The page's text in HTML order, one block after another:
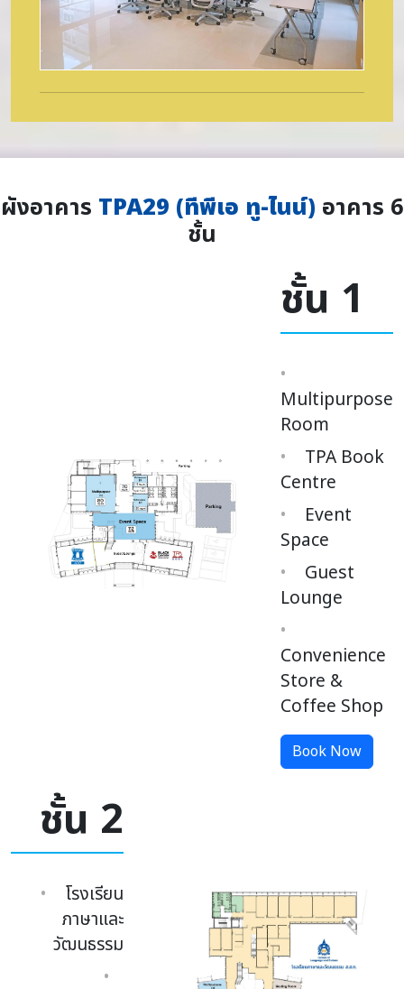
ผังอาคาร TPA29 (ทีพีเอ ทู-ไนน์) อาคาร 6
ชั้น
ชั้น 1
Multipurpose
Room
TPA Book
Centre
Event
Space
Guest
Lounge
Convenience
Store &
Coffee Shop
Book Now
ชั้น 2
โรงเรียน
ภาษาและ
วัฒนธรรม